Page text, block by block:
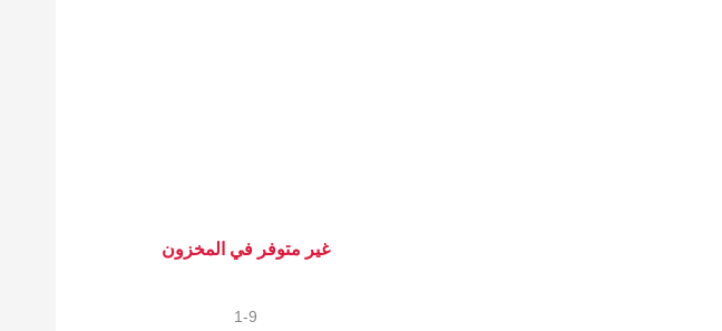
غير متوفر في المخزون
1-9